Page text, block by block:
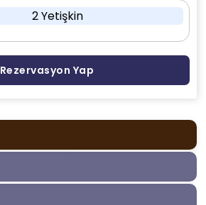
2 Yetişkin
Rezervasyon Yap